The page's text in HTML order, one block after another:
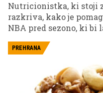
Nutricionistka, ki stoji
razkriva, kako je
NBA pred sezono, ki bi
njegovi karieri.
PREHRANA